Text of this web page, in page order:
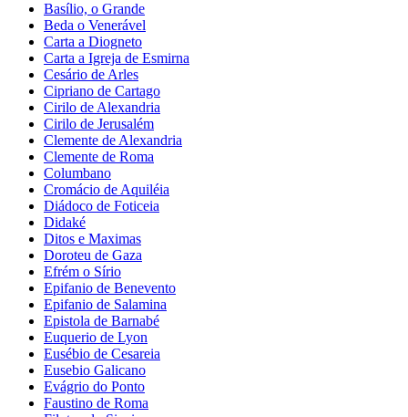
Basílio, o Grande
Beda o Venerável
Carta a Diogneto
Carta a Igreja de Esmirna
Cesário de Arles
Cipriano de Cartago
Cirilo de Alexandria
Cirilo de Jerusalém
Clemente de Alexandria
Clemente de Roma
Columbano
Cromácio de Aquiléia
Diádoco de Foticeia
Didaké
Ditos e Maximas
Doroteu de Gaza
Efrém o Sírio
Epifanio de Benevento
Epifanio de Salamina
Epistola de Barnabé
Euquerio de Lyon
Eusébio de Cesareia
Eusebio Galicano
Evágrio do Ponto
Faustino de Roma